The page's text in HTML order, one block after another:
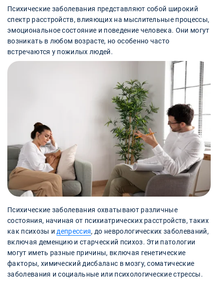
Психические заболевания представляют собой широкий
спектр расстройств, влияющих на мыслительные процессы,
эмоциональное состояние и поведение человека. Они могут
возникать в любом возрасте, но особенно часто
встречаются у пожилых людей.
Психические заболевания охватывают различные
состояния, начиная от психиатрических расстройств, таких
как психозы идепрессия, до неврологических заболеваний,
включая деменцию и старческий психоз. Эти патологии
могут иметь разные причины, включая генетические
факторы, химический дисбаланс в мозгу, соматические
заболевания и социальные или психологические стрессы.